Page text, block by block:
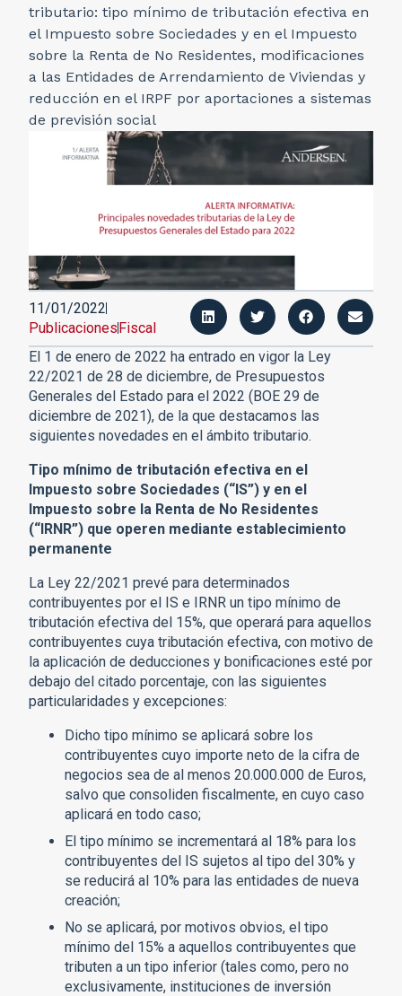
tributario: tipo mínimo de tributación efectiva en
el Impuesto sobre Sociedades y en el Impuesto
sobre la Renta de No Residentes, modificaciones
a las Entidades de Arrendamiento de Viviendas y
reducción en el IRPF por aportaciones a sistemas
de previsión social
11/01/2022
PublicacionesFiscal
El 1 de enero de 2022 ha entrado en vigor la Ley
22/2021 de 28 de diciembre, de Presupuestos
Generales del Estado para el 2022 (BOE 29 de
diciembre de 2021), de la que destacamos las
siguientes novedades en el ámbito tributario.
Tipo mínimo de tributación efectiva en el
Impuesto sobre Sociedades (“IS”) y en el
Impuesto sobre la Renta de No Residentes
(“IRNR”) que operen mediante establecimiento
permanente
La Ley 22/2021 prevé para determinados
contribuyentes por el IS e IRNR un tipo mínimo de
tributación efectiva del 15%, que operará para aquellos
contribuyentes cuya tributación efectiva, con motivo de
la aplicación de deducciones y bonificaciones esté por
debajo del citado porcentaje, con las siguientes
particularidades y excepciones:
Dicho tipo mínimo se aplicará sobre los
contribuyentes cuyo importe neto de la cifra de
negocios sea de al menos 20.000.000 de Euros,
salvo que consoliden fiscalmente, en cuyo caso
aplicará en todo caso;
El tipo mínimo se incrementará al 18% para los
contribuyentes del IS sujetos al tipo del 30% y
se reducirá al 10% para las entidades de nueva
creación;
No se aplicará, por motivos obvios, el tipo
mínimo del 15% a aquellos contribuyentes que
tributen a un tipo inferior (tales como, pero no
exclusivamente, instituciones de inversión